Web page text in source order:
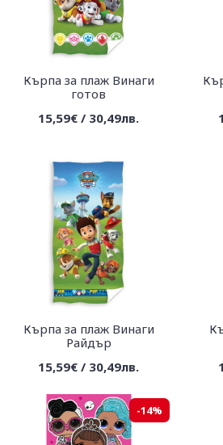
Кърпа за плаж Винаги
готов
15,59€ / 30,49лв.
Кърпа за плаж Винаги
Райдър
15,59€ / 30,49лв.
-14%